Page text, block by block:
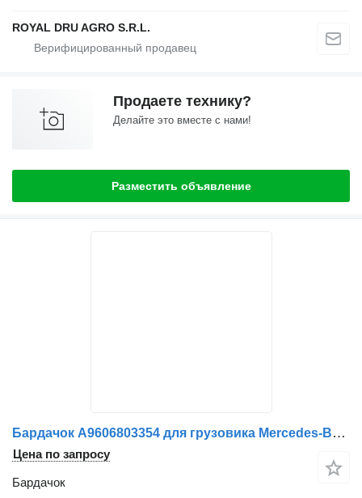
ROYAL DRU AGRO S.R.L.
Продаете технику?
Делайте это вместе с нами!
Разместить объявление
Бардачок A9606803354 для грузовика Mercedes-Benz
Цена по запросу
Бардачок